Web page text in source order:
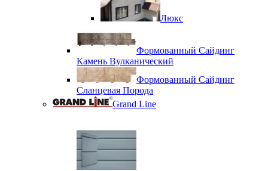
Люкс
Формованный Сайдинг
Камень Вулканический
Формованный Сайдинг
Сланцевая Порода
Grand Line